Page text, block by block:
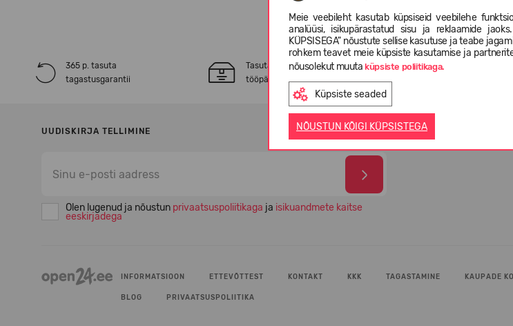
Meie veebileht kasutab küpsiseid veebilehe
analüüsi, isikupärastatud sisu ja reklaamide jaoks.
KÜPSISEGA" nõustute sellise kasutuse ja teabe
rohkem teavet meie küpsiste kasutamise ja
nõusolekut muutaküpsiste poliitikaga.
Küpsiste seaded
NÕUSTUN KÕIGI KÜPSISTEGA
365 p. tasuta
tagastusgarantii
Tasuta* tarne 2-4
tööpäeva jooksul
Valikus rohkem kui 5 000
UUDISKIRJA TELLIMINE
Olen lugenud ja nõustun privaatsuspoliitikaga ja isikuandmete kaitse
eeskirjadega
INFORMATSIOON ETTEVÕTTEST KONTAKT KKK TAGASTAMINE KAUPADE
BLOG PRIVAATSUSPOLIITIKA